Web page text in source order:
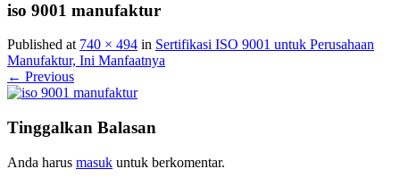
iso 9001 manufaktur
Published at 740 × 494 in Sertifikasi ISO 9001 untuk Perusahaan
Manufaktur, Ini Manfaatnya
← Previous
Tinggalkan Balasan
Anda harus masuk untuk berkomentar.